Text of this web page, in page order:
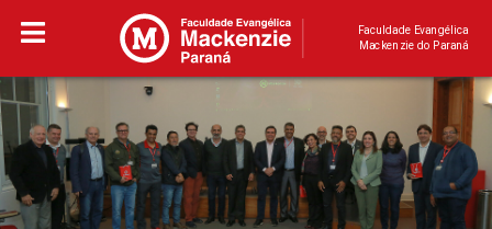
Faculdade Evangélica
Mackenzie do Paraná